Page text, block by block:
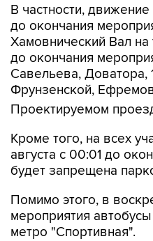
В частности,
до окончания
Хамовнический Вал на
до окончания
Савельева, Доватора,
Фрунзенской,
Проектируемом
Кроме того, на всех
августа с 00:01 до
будет запрещена
Помимо этого, в
мероприятия
метро "Спортивная".